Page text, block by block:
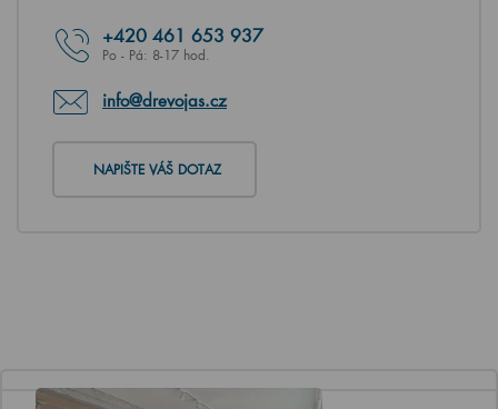
+420 461 653 937
Po - Pá: 8-17 hod.
info@drevojas.cz
NAPIŠTE VÁŠ DOTAZ